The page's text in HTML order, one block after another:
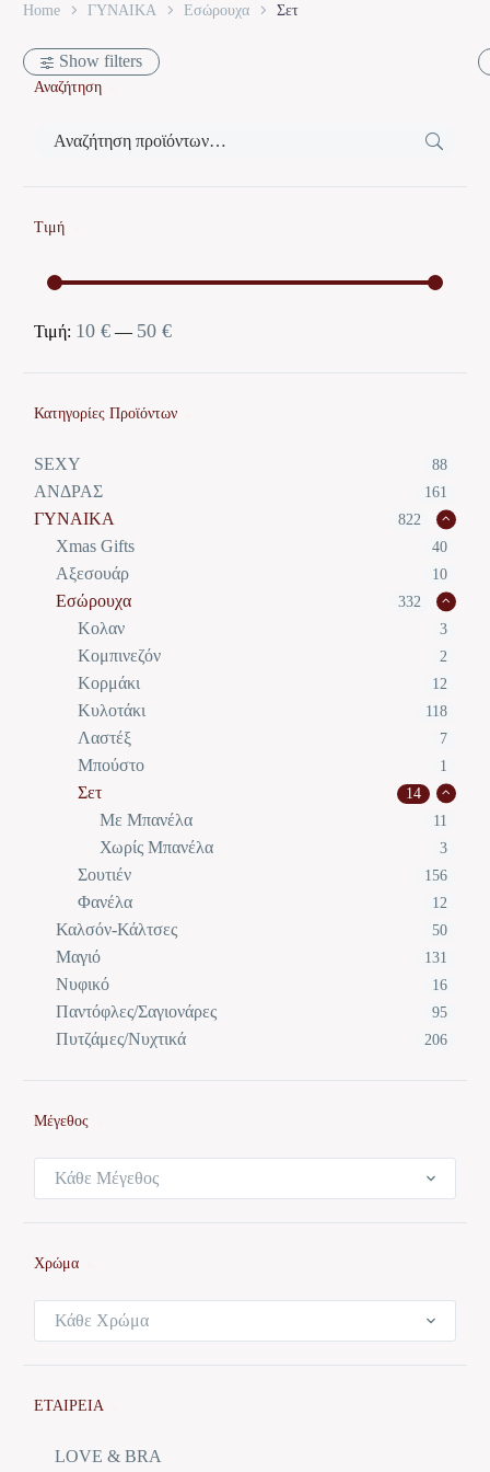
Home ΓΥΝΑΙΚΑ Εσώρουχα Σετ
Show filters
Αναζήτηση
Τιμή
Ελάχιστη
Μέγιστη
Τιμή: 10 € — 50 €
Κατηγορίες Προϊόντων
SEXY 88
ΑΝΔΡΑΣ 161
ΓΥΝΑΙΚΑ 822
Xmas Gifts 40
Αξεσουάρ 10
Εσώρουχα 332
Κολαν 3
Κομπινεζόν 2
Κορμάκι 12
Κυλοτάκι 118
Λαστέξ 7
Μπούστο 1
Σετ 14
Με Μπανέλα 11
Χωρίς Μπανέλα 3
Σουτιέν 156
Φανέλα 12
Καλσόν-Κάλτσες 50
Μαγιό 131
Νυφικό 16
Παντόφλες/Σαγιονάρες 95
Πυτζάμες/Νυχτικά 206
Μέγεθος
Κάθε Μέγεθος
Χρώμα
Κάθε Χρώμα
ΕΤΑΙΡΕΙΑ
LOVE & BRA